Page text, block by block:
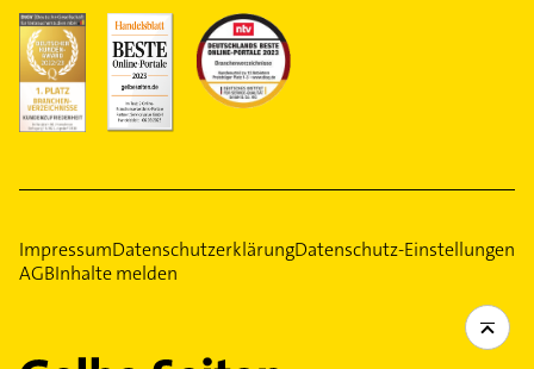
ImpressumDatenschutzerklärungDatenschutz-Einstellungen
AGBInhalte melden